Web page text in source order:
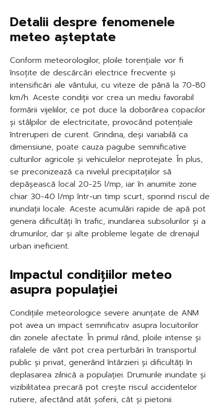
Detalii despre fenomenele
meteo așteptate
Conform meteorologilor, ploile torențiale vor fi
însoțite de descărcări electrice frecvente și
intensificări ale vântului, cu viteze de până la 70-80
km/h. Aceste condiții vor crea un mediu favorabil
formării vijeliilor, ce pot duce la doborârea copacilor
și stâlpilor de electricitate, provocând potențiale
întreruperi de curent. Grindina, deși variabilă ca
dimensiune, poate cauza pagube semnificative
culturilor agricole și vehiculelor neprotejate. În plus,
se preconizează ca nivelul precipitațiilor să
depășească local 20-25 l/mp, iar în anumite zone
chiar 30-40 l/mp într-un timp scurt, sporind riscul de
inundații locale. Aceste acumulări rapide de apă pot
genera dificultăți în trafic, inundarea subsolurilor și a
drumurilor, dar și alte probleme legate de drenajul
urban ineficient.
Impactul condițiilor meteo
asupra populației
Condițiile meteorologice severe anunțate de ANM
pot avea un impact semnificativ asupra locuitorilor
din zonele afectate. În primul rând, ploile intense și
rafalele de vânt pot crea perturbări în transportul
public și privat, generând întârzieri și dificultăți în
deplasarea zilnică a populației. Drumurile inundate și
vizibilitatea precară pot crește riscul accidentelor
rutiere, afectând atât șoferii, cât și pietonii.